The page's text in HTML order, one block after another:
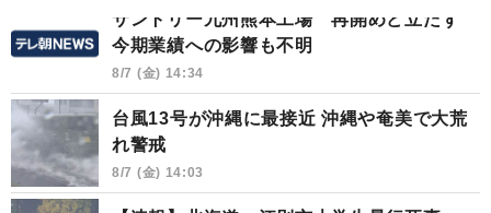
サントリー九州熊本工場 再開めど立たず
今期業績への影響も不明
8/7 (金) 14:34
台風13号が沖縄に最接近 沖縄や奄美で大荒
れ警戒
8/7 (金) 14:03